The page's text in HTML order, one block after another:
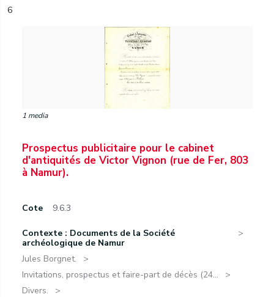
6
1 media
Prospectus publicitaire pour le cabinet
d'antiquités de Victor Vignon (rue de Fer, 803
à Namur).
Cote 9.6.3
Contexte : Documents de la Société
archéologique de Namur
Jules Borgnet.
Invitations, prospectus et faire-part de décès (24...
Divers.